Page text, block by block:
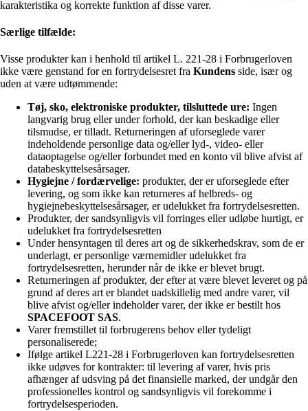
karakteristika og korrekte funktion af disse varer.
Særlige tilfælde:
Visse produkter kan i henhold til artikel L. 221-28 i Forbrugerloven
ikke være genstand for en fortrydelsesret fra Kundens side, især og
uden at være udtømmende:
Tøj, sko, elektroniske produkter, tilsluttede ure: Ingen
langvarig brug eller under forhold, der kan beskadige eller
tilsmudse, er tilladt. Returneringen af uforseglede varer
indeholdende personlige data og/eller lyd-, video- eller
dataoptagelse og/eller forbundet med en konto vil blive afvist af
databeskyttelsesårsager.
Hygiejne / fordærvelige: produkter, der er uforseglede efter
levering, og som ikke kan returneres af helbreds- og
hygiejnebeskyttelsesårsager, er udelukket fra fortrydelsesretten.
Produkter, der sandsynligvis vil forringes eller udløbe hurtigt, er
udelukket fra fortrydelsesretten
Under hensyntagen til deres art og de sikkerhedskrav, som de er
underlagt, er personlige værnemidler udelukket fra
fortrydelsesretten, herunder når de ikke er blevet brugt.
Returneringen af produkter, der efter at være blevet leveret og på
grund af deres art er blandet uadskillelig med andre varer, vil
blive afvist og/eller indeholder varer, der ikke er bestilt hos
SPACEFOOT SAS.
Varer fremstillet til forbrugerens behov eller tydeligt
personaliserede;
Ifølge artikel L221-28 i Forbrugerloven kan fortrydelsesretten
ikke udøves for kontrakter: til levering af varer, hvis pris
afhænger af udsving på det finansielle marked, der undgår den
professionelles kontrol og sandsynligvis vil forekomme i
fortrydelsesperioden.